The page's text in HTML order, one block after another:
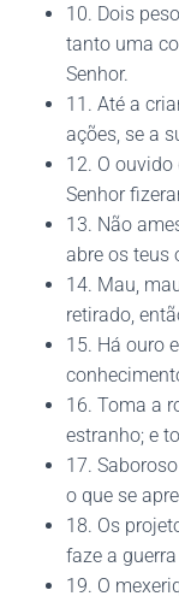
10. Dois
tanto uma
Senhor.
11. Até a
ações, se a
12. O ouvido
Senhor
13. Não
abre os teus
14. Mau,
retirado,
15. Há ouro
16. Toma a
estranho; e
17.
o que se
18. Os
faze a
19. O